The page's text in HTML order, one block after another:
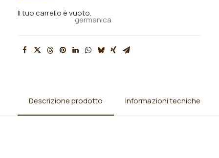
Il tuo carrello è vuoto.
germanica
Descrizione prodotto Informazioni tecniche